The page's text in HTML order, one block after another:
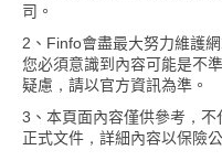
司。
2、Finfo會盡最大努力維護
您必須意識到內容可能是不
疑慮，請以官方資訊為準。
3、本頁面內容僅供參考，
正式文件，詳細內容以保險